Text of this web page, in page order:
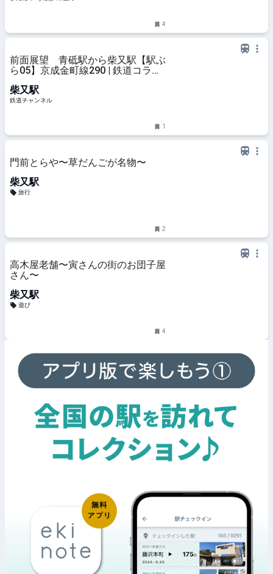
4
前面展望 青砥駅から柴又駅【駅ぶ
ら05】京成金町線290 | 鉄道コラム
柴又駅
鉄道チャンネル
1
門前とらや〜草だんごが名物〜
柴又駅
旅行
2
高木屋老舗〜寅さんの街のお団子屋
さん〜
柴又駅
遊び
4